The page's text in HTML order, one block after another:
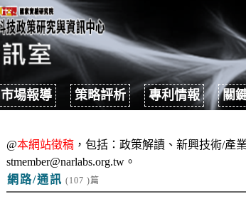
市場報導 策略評析 專利情報 關
@本網站徵稿 ，包括：政策解讀、新興技術/產
stmember@narlabs.org.tw。
網路/通訊 (107 )篇